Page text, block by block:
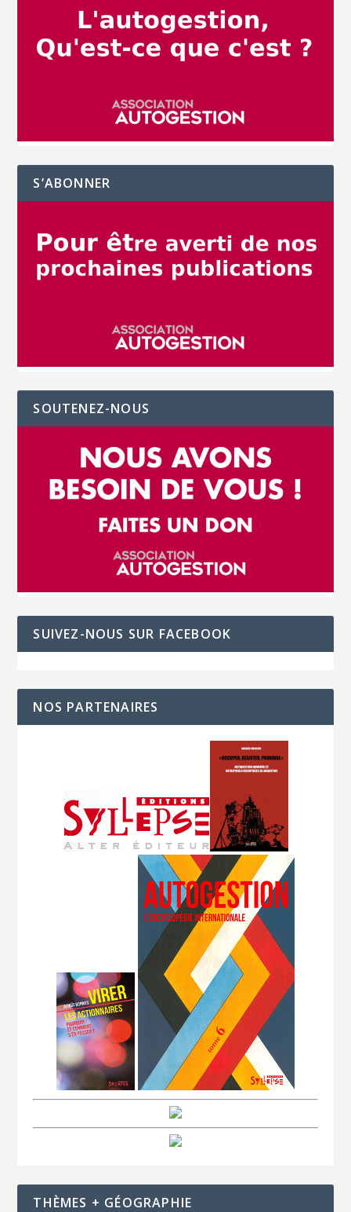
S’ABONNER
SOUTENEZ-NOUS
SUIVEZ-NOUS SUR FACEBOOK
NOS PARTENAIRES
THÈMES + GÉOGRAPHIE